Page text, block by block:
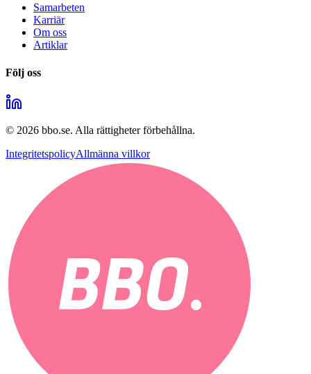
Samarbeten
Karriär
Om oss
Artiklar
Följ oss
© 2026 bbo.se. Alla rättigheter förbehållna.
IntegritetspolicyAllmänna villkor